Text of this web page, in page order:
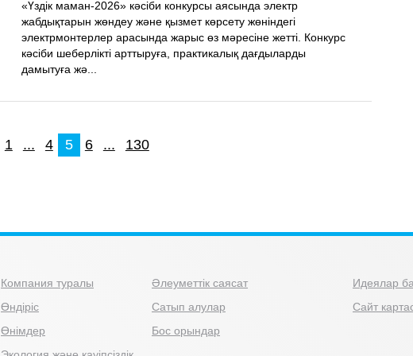
«Үздік маман-2026» кәсіби конкурсы аясында электр
жабдықтарын жөндеу және қызмет көрсету жөніндегі
электрмонтерлер арасында жарыс өз мәресіне жетті. Конкурс
кәсіби шеберлікті арттыруға, практикалық дағдыларды
дамытуға жә...
1 ... 4 5 6 ... 130
Компания туралы
Өндіріс
Өнімдер
Әлеуметтік саясат
Сатып алулар
Бос орындар
Идеялар
Сайт